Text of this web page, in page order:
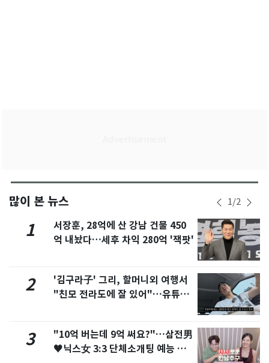
많이 본 뉴스 1/2
1
서장훈, 28억에 산 강남 건물 450
억 내놨다…세후 차익 280억 '잭팟'
2
'김구라子' 그리, 할머니외 여행서
"친모 전라도에 잘 있어"…유튜브
3
"10억 버는데 9억 써요?"…삼전男
♥닉스女 3:3 단체소개팅 예능 화